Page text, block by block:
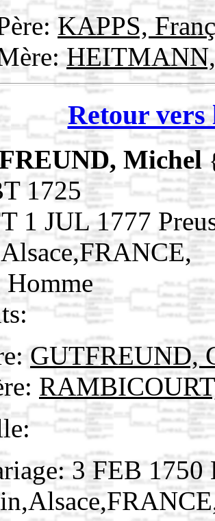
KAPPS,
Retour vers
Michel
1725
1 JUL 1777
Homme
GUTFREUND,
3 FEB 1750